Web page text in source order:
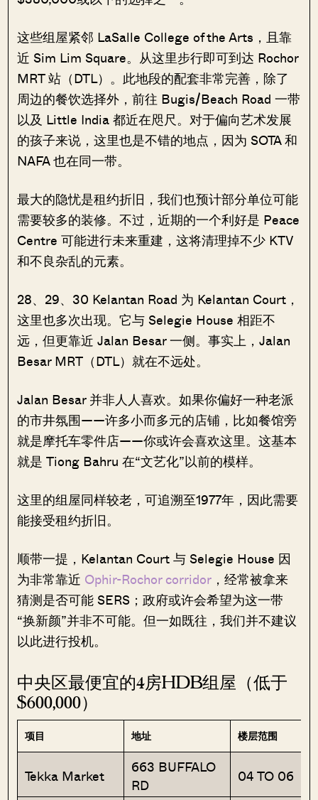
这些组屋紧邻 LaSalle College of the Arts，且靠
近 Sim Lim Square。从这里步行即可到达 Rochor
MRT 站（DTL）。此地段的配套非常完善，除了
周边的餐饮选择外，前往 Bugis/Beach Road 一带
以及 Little India 都近在咫尺。对于偏向艺术发展
的孩子来说，这里也是不错的地点，因为 SOTA 和
NAFA 也在同一带。
最大的隐忧是租约折旧，我们也预计部分单位可能
需要较多的装修。不过，近期的一个利好是 Peace
Centre 可能进行未来重建，这将清理掉不少 KTV
和不良杂乱的元素。
28、29、30 Kelantan Road 为 Kelantan Court，
这里也多次出现。它与 Selegie House 相距不
远，但更靠近 Jalan Besar 一侧。事实上，Jalan
Besar MRT（DTL）就在不远处。
Jalan Besar 并非人人喜欢。如果你偏好一种老派
的市井氛围——许多小而多元的店铺，比如餐馆旁
就是摩托车零件店——你或许会喜欢这里。这基本
就是 Tiong Bahru 在“文艺化”以前的模样。
这里的组屋同样较老，可追溯至1977年，因此需要
能接受租约折旧。
顺带一提，Kelantan Court 与 Selegie House 因
为非常靠近 Ophir-Rochor corridor ，经常被拿来
猜测是否可能 SERS；政府或许会希望为这一带
“换新颜”并非不可能。但一如既往，我们并不建议
以此进行投机。
中央区最便宜的4房HDB组屋（低于
$600,000）
项目 地址 楼层范围
Tekka Market
663 BUFFALO
RD
04 TO 06